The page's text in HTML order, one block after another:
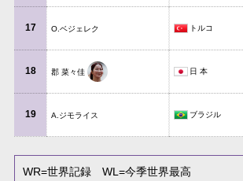
17 O.ベジェレク トルコ
18 郡 菜々佳 日 本
19 A.ジモライス ブラジル
WR=世界記録 WL=今季世界最高